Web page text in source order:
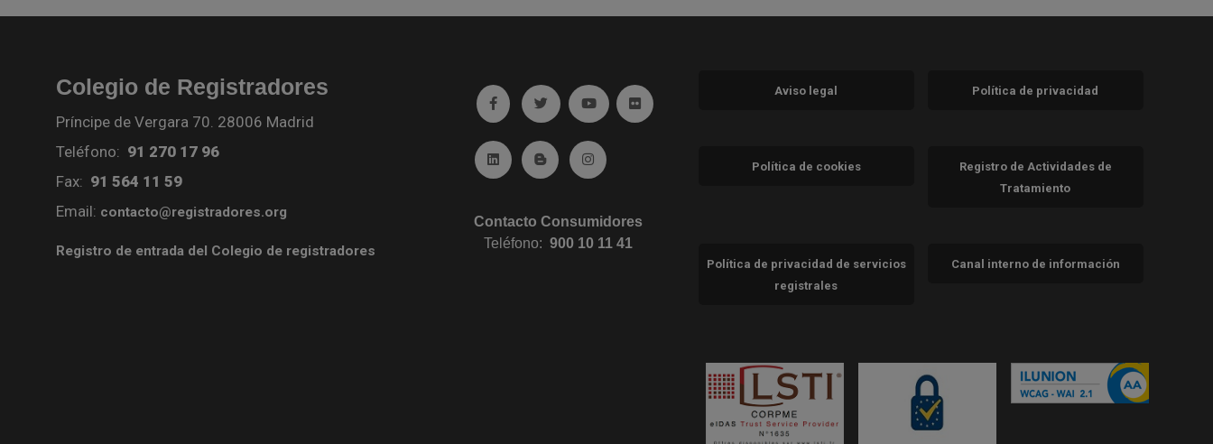
Colegio de Registradores
Príncipe de Vergara 70. 28006 Madrid
Teléfono: 91 270 17 96
Fax: 91 564 11 59
Email: contacto@registradores.org
Registro de entrada del Colegio de registradores
Ir a facebook (abre en ventana nueva)
Ir a twitter (abre en ventana nueva)
Ir a YouTube (abre en ventana nueva)
Ir a Flickr (abre en ventana nueva)
Ir a Linkedin (abre en ventana nueva)
Ir al Blog (abre en ventana nueva)
Ir a Instagram (abre en ventana nueva)
Contacto Consumidores
Teléfono:900 10 11 41
Aviso legal Política de privacidad
Política de cookies
Registro de Actividades de
Tratamiento
Política de privacidad de servicios
registrales
Canal interno de información